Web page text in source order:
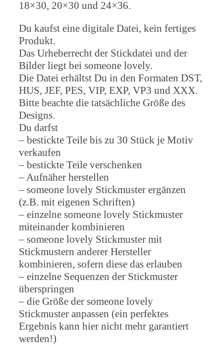
18×30, 20×30 und 24×36.
Du kaufst eine digitale Datei, kein fertiges
Produkt.
Das Urheberrecht der Stickdatei und der
Bilder liegt bei someone lovely.
Die Datei erhältst Du in den Formaten DST,
HUS, JEF, PES, VIP, EXP, VP3 und XXX.
Bitte beachte die tatsächliche Größe des
Designs.
Du darfst
– bestickte Teile bis zu 30 Stück je Motiv
verkaufen
– bestickte Teile verschenken
– Aufnäher herstellen
– someone lovely Stickmuster ergänzen
(z.B. mit eigenen Schriften)
– einzelne someone lovely Stickmuster
miteinander kombinieren
– someone lovely Stickmuster mit
Stickmustern anderer Hersteller
kombinieren, sofern diese das erlauben
– einzelne Sequenzen der Stickmuster
überspringen
– die Größe der someone lovely
Stickmuster anpassen (ein perfektes
Ergebnis kann hier nicht mehr garantiert
werden!)